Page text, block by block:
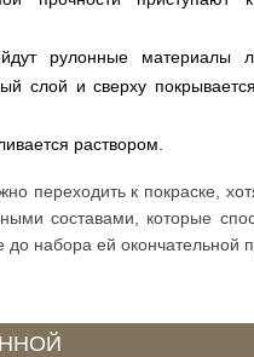
рулонные материалы
слой и сверху
раствором.
переходить к покраске,
составами, которые
до набора ей окончательной